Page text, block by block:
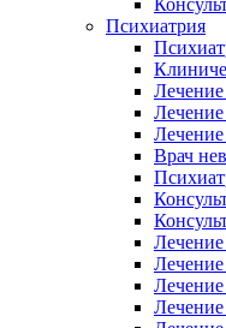
Психиатрия
Лечение
Лечение
Врач
Лечение
Лечение
Лечение